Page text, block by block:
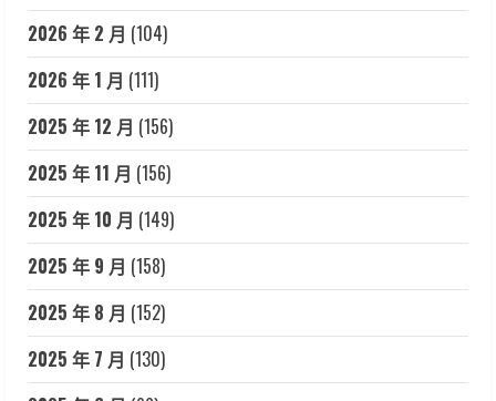
2026 年 2 月 (104)
2026 年 1 月 (111)
2025 年 12 月 (156)
2025 年 11 月 (156)
2025 年 10 月 (149)
2025 年 9 月 (158)
2025 年 8 月 (152)
2025 年 7 月 (130)